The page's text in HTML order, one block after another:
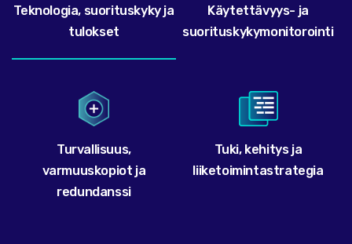
Teknologia, suorituskyky ja
tulokset
Käytettävyys- ja
suorituskykymonitorointi
Turvallisuus,
varmuuskopiot ja
redundanssi
Tuki, kehitys ja
liiketoimintastrategia